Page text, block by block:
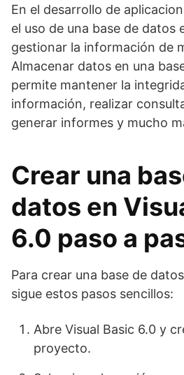
En el desarrollo de
el uso de una base de datos
gestionar la información de
Almacenar datos en una
permite mantener la
información, realizar
generar informes y mucho
Crear una
datos en
6.0 paso a
Para crear una base de
sigue estos pasos sencillos:
Abre Visual Basic 6.0 y
proyecto.